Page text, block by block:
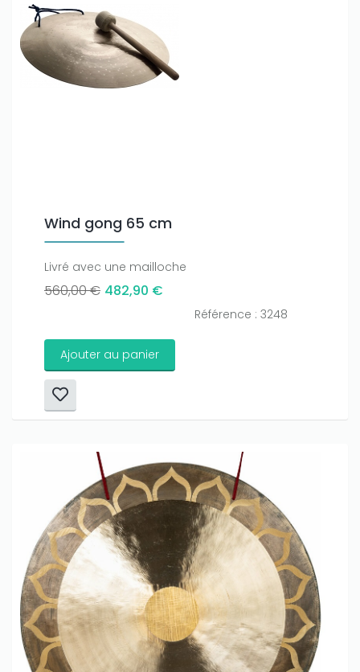
Wind gong 65 cm
Livré avec une mailloche
560,00 € 482,90 €
Référence : 3248
Ajouter au panier